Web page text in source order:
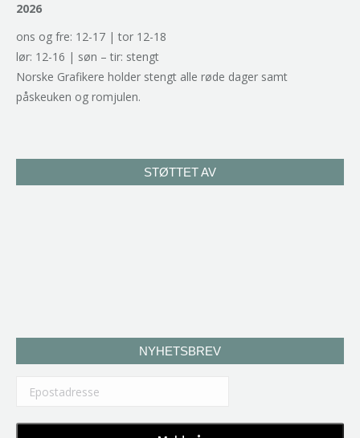
2026
ons og fre: 12-17 | tor 12-18
lør: 12-16 | søn – tir: stengt
Norske Grafikere holder stengt alle røde dager samt
påskeuken og romjulen.
STØTTET AV
NYHETSBREV